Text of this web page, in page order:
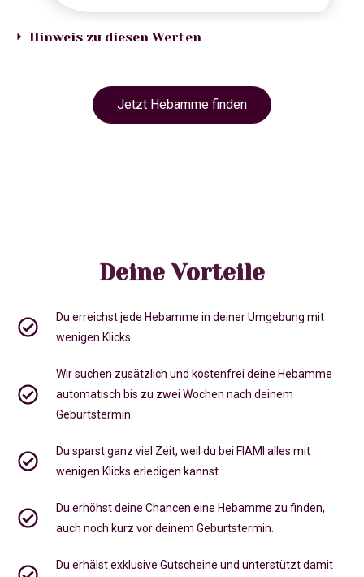
Hinweis zu diesen Werten
Jetzt Hebamme finden
Deine Vorteile
Du erreichst jede Hebamme in deiner Umgebung mit
wenigen Klicks.
Wir suchen zusätzlich und kostenfrei deine Hebamme
automatisch bis zu zwei Wochen nach deinem
Geburtstermin.
Du sparst ganz viel Zeit, weil du bei FIAMI alles mit
wenigen Klicks erledigen kannst.
Du erhöhst deine Chancen eine Hebamme zu finden,
auch noch kurz vor deinem Geburtstermin
Du erhälst exklusive Gutscheine und unterstützt damit